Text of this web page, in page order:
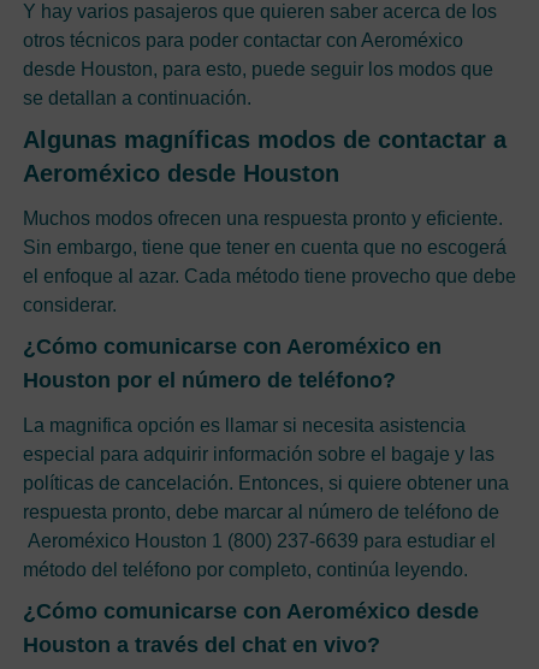
Y hay varios pasajeros que quieren saber acerca de los
otros técnicos para poder contactar con Aeroméxico
desde Houston, para esto, puede seguir los modos que
se detallan a continuación.
Algunas magníficas modos de contactar a
Aeroméxico desde Houston
Muchos modos ofrecen una respuesta pronto y eficiente.
Sin embargo, tiene que tener en cuenta que no escogerá
el enfoque al azar. Cada método tiene provecho que debe
considerar.
¿Cómo comunicarse con Aeroméxico en
Houston por el número de teléfono?
La magnifica opción es llamar si necesita asistencia
especial para adquirir información sobre el bagaje y las
políticas de cancelación. Entonces, si quiere obtener una
respuesta pronto, debe marcar al número de teléfono de
Aeroméxico Houston 1 (800) 237-6639 para estudiar el
método del teléfono por completo, continúa leyendo.
¿Cómo comunicarse con Aeroméxico desde
Houston a través del chat en vivo?